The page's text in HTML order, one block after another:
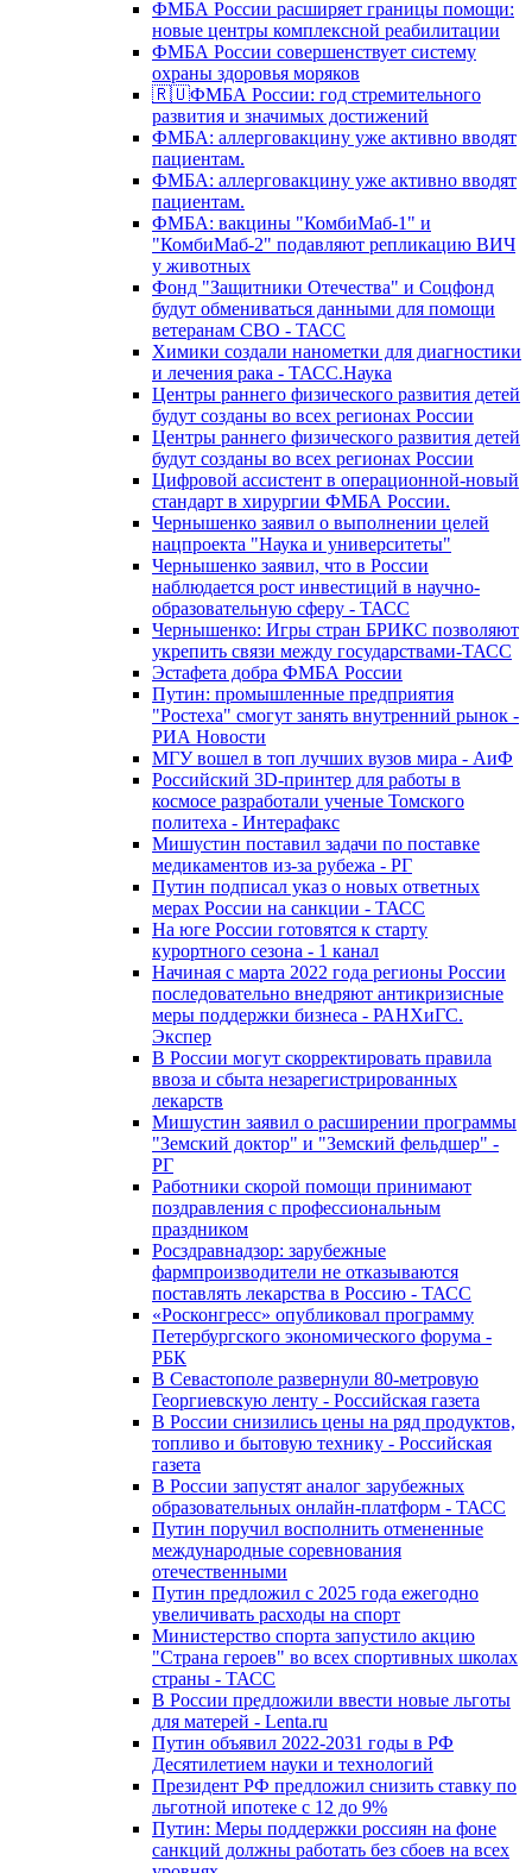
ФМБА России расширяет границы помощи:
новые центры комплексной реабилитации
ФМБА России совершенствует систему
охраны здоровья моряков
🇷🇺ФМБА России: год стремительного
развития и значимых достижений
ФМБА: аллерговакцину уже активно вводят
пациентам.
ФМБА: аллерговакцину уже активно вводят
пациентам.
ФМБА: вакцины "КомбиМаб-1" и
"КомбиМаб-2" подавляют репликацию ВИЧ
у животных
Фонд "Защитники Отечества" и Соцфонд
будут обмениваться данными для помощи
ветеранам СВО - ТАСС
Химики создали нанометки для диагностики
и лечения рака - ТАСС.Наука
Центры раннего физического развития детей
будут созданы во всех регионах России
Центры раннего физического развития детей
будут созданы во всех регионах России
Цифровой ассистент в операционной-новый
стандарт в хирургии ФМБА России.
Чернышенко заявил о выполнении целей
нацпроекта "Наука и университеты"
Чернышенко заявил, что в России
наблюдается рост инвестиций в научно-
образовательную сферу - ТАСС
Чернышенко: Игры стран БРИКС позволяют
укрепить связи между государствами-ТАСС
Эстафета добра ФМБА России
Путин: промышленные предприятия
"Ростеха" смогут занять внутренний рынок -
РИА Новости
МГУ вошел в топ лучших вузов мира - АиФ
Российский 3D-принтер для работы в
космосе разработали ученые Томского
политеха - Интерафакс
Мишустин поставил задачи по поставке
медикаментов из-за рубежа - РГ
Путин подписал указ о новых ответных
мерах России на санкции - ТАСС
На юге России готовятся к старту
курортного сезона - 1 канал
Начиная с марта 2022 года регионы России
последовательно внедряют антикризисные
меры поддержки бизнеса - РАНХиГС.
Экспер
В России могут скорректировать правила
ввоза и сбыта незарегистрированных
лекарств
Мишустин заявил о расширении программы
"Земский доктор" и "Земский фельдшер" -
РГ
Работники скорой помощи принимают
поздравления с профессиональным
праздником
Росздравнадзор: зарубежные
фармпроизводители не отказываются
поставлять лекарства в Россию - ТАСС
«Росконгресс» опубликовал программу
Петербургского экономического форума -
РБК
В Севастополе развернули 80-метровую
Георгиевскую ленту - Российская газета
В России снизились цены на ряд продуктов,
топливо и бытовую технику - Российская
газета
В России запустят аналог зарубежных
образовательных онлайн-платформ - ТАСС
Путин поручил восполнить отмененные
международные соревнования
отечественными
Путин предложил с 2025 года ежегодно
увеличивать расходы на спорт
Министерство спорта запустило акцию
"Страна героев" во всех спортивных школах
страны - ТАСС
В России предложили ввести новые льготы
для матерей - Lenta.ru
Путин объявил 2022-2031 годы в РФ
Десятилетием науки и технологий
Президент РФ предложил снизить ставку по
льготной ипотеке с 12 до 9%
Путин: Меры поддержки россиян на фоне
санкций должны работать без сбоев на всех